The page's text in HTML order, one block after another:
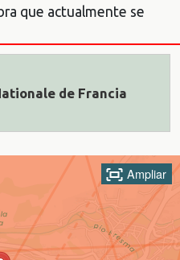
que actualmente se
de Francia
Ampliar